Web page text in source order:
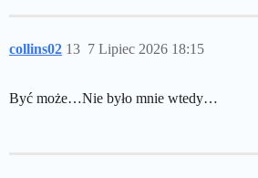
collins02 7 Lipiec 2026 18:15
13
Być może…Nie było mnie wtedy…